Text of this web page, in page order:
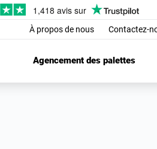
À propos de nous Contactez-
Agencement des palettes